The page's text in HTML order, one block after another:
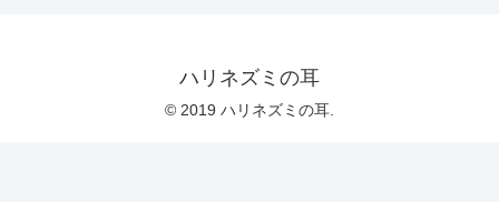
ハリネズミの耳
© 2019 ハリネズミの耳.